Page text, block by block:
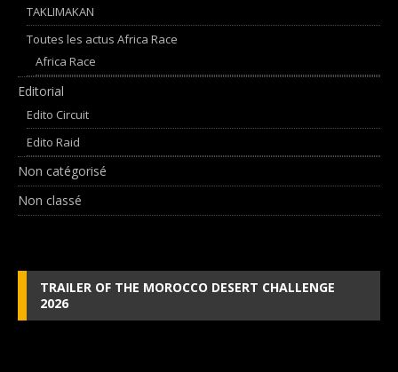
TAKLIMAKAN
Toutes les actus Africa Race
Africa Race
Editorial
Edito Circuit
Edito Raid
Non catégorisé
Non classé
TRAILER OF THE MOROCCO DESERT CHALLENGE
2026